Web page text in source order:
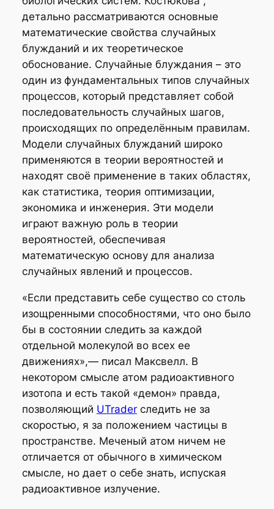
детально рассматриваются основные
математические свойства случайных
блужданий и их теоретическое
обоснование. Случайные блуждания – это
один из фундаментальных типов случайных
процессов, который представляет собой
последовательность случайных шагов,
происходящих по определённым правилам.
Модели случайных блужданий широко
применяются в теории вероятностей и
находят своё применение в таких областях,
как статистика, теория оптимизации,
экономика и инженерия. Эти модели
играют важную роль в теории
вероятностей, обеспечивая
математическую основу для анализа
случайных явлений и процессов.
«Если представить себе существо со столь
изощренными способностями, что оно было
бы в состоянии следить за каждой
отдельной молекулой во всех ее
движениях»,— писал Максвелл. В
некотором смысле атом радиоактивного
изотопа и есть такой «демон» правда,
позволяющий UTraderследить не за
скоростью, я за положением частицы в
пространстве. Меченый атом ничем не
отличается от обычного в химическом
смысле, но дает о себе знать, испуская
радиоактивное излучение.